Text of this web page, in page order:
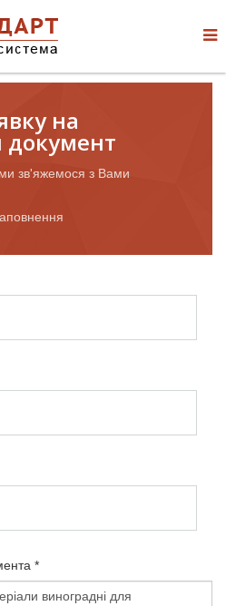
на
зв'яжемося з Вами
*